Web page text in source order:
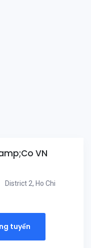
VN
District 2, Ho Chi
tuyển